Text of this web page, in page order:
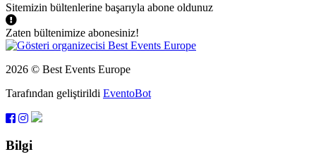
Sitemizin bültenlerine başarıyla abone oldunuz
Zaten bültenimize abonesiniz!
2026 © Best Events Europe
Tarafından geliştirildi EventoBot
Bilgi